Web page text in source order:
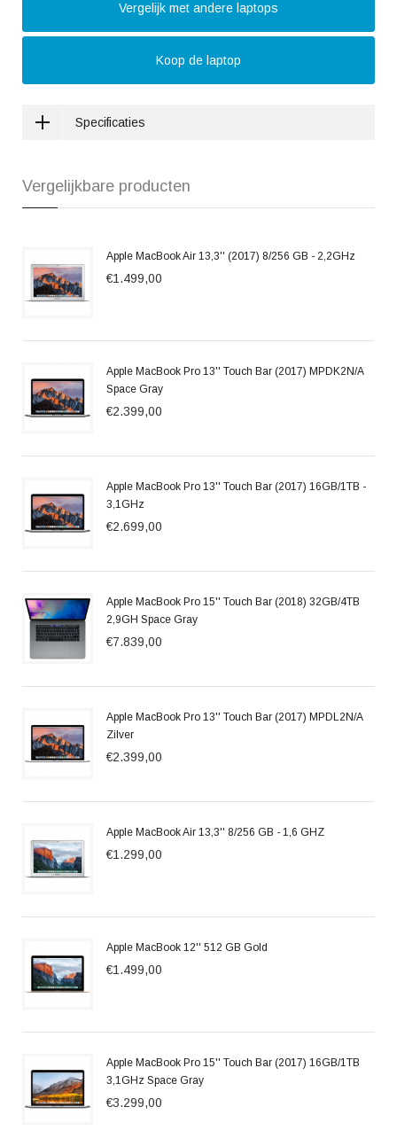
Vergelijk met andere laptops
Koop de laptop
Specificaties
Vergelijkbare producten
Apple MacBook Air 13,3'' (2017) 8/256 GB - 2,2GHz
€1.499,00
Apple MacBook Pro 13'' Touch Bar (2017) MPDK2N/A
Space Gray
€2.399,00
Apple MacBook Pro 13'' Touch Bar (2017) 16GB/1TB -
3,1GHz
€2.699,00
Apple MacBook Pro 15'' Touch Bar (2018) 32GB/4TB
2,9GH Space Gray
€7.839,00
Apple MacBook Pro 13'' Touch Bar (2017) MPDL2N/A
Zilver
€2.399,00
Apple MacBook Air 13,3'' 8/256 GB - 1,6 GHZ
€1.299,00
Apple MacBook 12'' 512 GB Gold
€1.499,00
Apple MacBook Pro 15'' Touch Bar (2017) 16GB/1TB
3,1GHz Space Gray
€3.299,00